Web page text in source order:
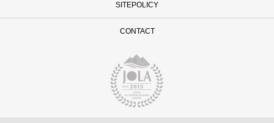
SITEPOLICY
CONTACT